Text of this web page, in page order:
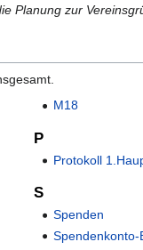
Planung zur
M18
P
Protokoll
S
Spenden
Spendenkonto-